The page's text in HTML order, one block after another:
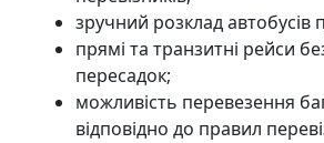
зручний розклад автобусів
прямі та транзитні рейси
пересадок;
можливість перевезення
відповідно до правил